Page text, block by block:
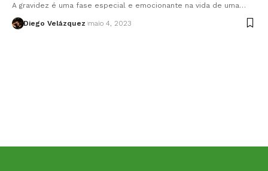
A gravidez é uma fase especial e emocionante na vida de uma…
Diego Velázquez maio 4, 2023